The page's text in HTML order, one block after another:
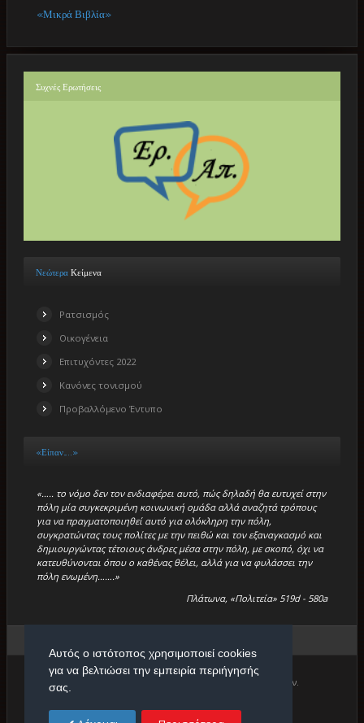
«Μικρά Βιβλία»
Συχνές Ερωτήσεις
Νεώτερα Κείμενα
Ρατσισμός
Οικογένεια
Επιτυχόντες 2022
Κανόνες τονισμού
Προβαλλόμενο Έντυπο
«Είπαν…..»
«….. το νόμο δεν τον ενδιαφέρει αυτό, πώς δηλαδή θα ευτυχεί στην
πόλη μία συγκεκριμένη κοινωνική ομάδα αλλά αναζητά τρόπους
για να πραγματοποιηθεί αυτό για ολόκληρη την πόλη,
συγκρατώντας τους πολίτες με την πειθώ και τον εξαναγκασμό και
δημιουργώντας τέτοιους άνδρες μέσα στην πόλη, με σκοπό, όχι να
κατευθύνονται όπου ο καθένας θέλει, αλλά για να φυλάσσει την
πόλη ενωμένη…….»
Πλάτωνα, «Πολιτεία» 519d - 580a
Copyright © 2026. Πρότυπο Κέντρο Φιλολογικών Μαθημάτων.
Αυτός ο ιστότοπος χρησιμοποιεί cookies
για να βελτιώσει την εμπειρία περιήγησής
σας.